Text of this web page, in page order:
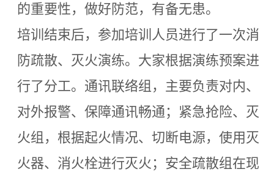
的重要性，做好防范，有备无患。
培训结束后，参加培训人员进行了一次消
防疏散、灭火演练。大家根据演练预案进
行了分工。通讯联络组，主要负责对内、
对外报警、保障通讯畅通；紧急抢险、灭
火组，根据起火情况、切断电源，使用灭
火器、消火栓进行灭火；安全疏散组在现